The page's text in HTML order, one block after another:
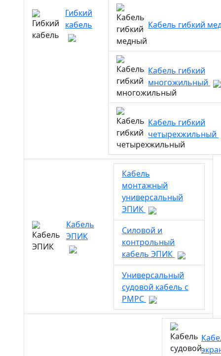
Гибкий
кабель
Кабель гибкий
Кабель гибкий
многожильный
Кабель гибкий
четырехжильный
Кабель
ЭПИК
Кабель
монтажный
универсальный
ЭПИК
Силовой и
контрольный
кабель ЭПИК
Универсальный
судовой кабель с
РМРС